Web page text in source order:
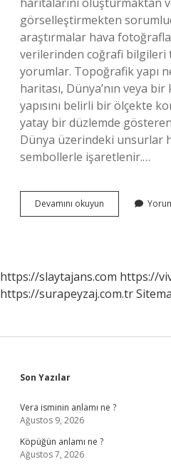
görselleştirmekten
araştırmalar hava
verilerinden coğrafi bilgileri
yorumlar. Topoğrafik yapı
haritası, Dünya’nın veya
yapısını belirli bir ölçekte
yatay bir düzlemde
Dünya üzerindeki unsurlar
sembollerle işaretlenir.…
Devamını okuyun Topoğrafik
Ölçüm
https://slaytajans.com https://
https://surapeyzaj.com.tr
Sidebar
Son Yazılar
Vera isminin anlamı ne ?
Ağustos 9, 2026
Köpüğün anlamı ne ?
Ağustos 7, 2026